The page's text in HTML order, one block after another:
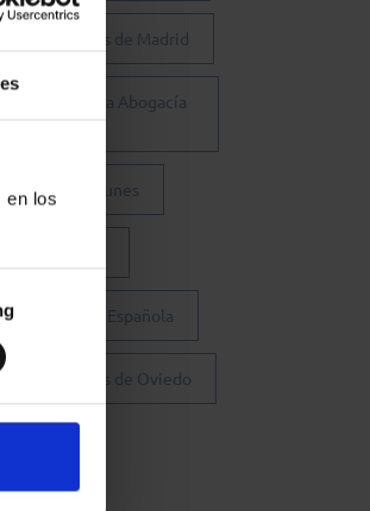
en los
de Abogados de Madrid
General de la Abogacía
de los Lunes
Abogacía Española
de Abogados de Oviedo